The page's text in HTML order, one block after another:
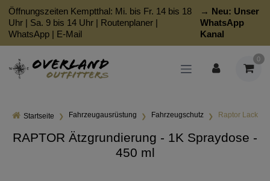
Öffnungszeiten Kemptthal: Mi. bis Fr. 14 bis 18
Uhr | Sa. 9 bis 14 Uhr | Routenplaner |
WhatsApp | E-Mail
→ Neu: Unser
WhatsApp
Kanal
0
Startseite Fahrzeugausrüstung Fahrzeugschutz Raptor Lack
RAPTOR Ätzgrundierung - 1K Spraydose -
450 ml